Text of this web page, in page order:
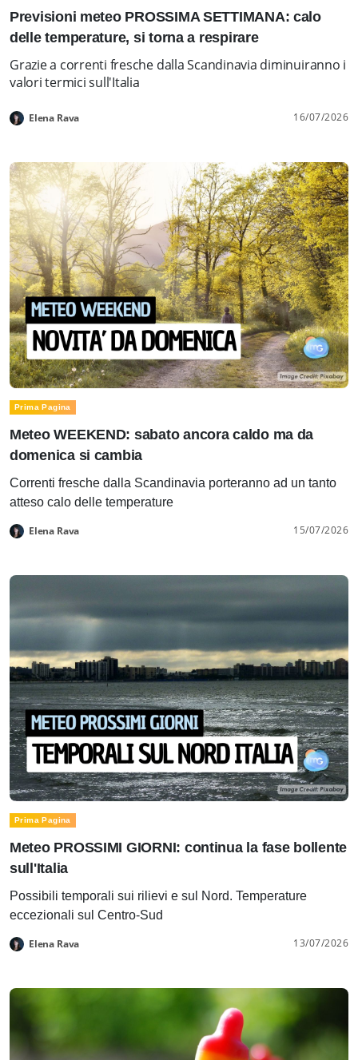
Previsioni meteo PROSSIMA SETTIMANA: calo
delle temperature, si torna a respirare
Grazie a correnti fresche dalla Scandinavia diminuiranno i
valori termici sull'Italia
Elena Rava 16/07/2026
Prima Pagina
Meteo WEEKEND: sabato ancora caldo ma da
domenica si cambia
Correnti fresche dalla Scandinavia porteranno ad un tanto
atteso calo delle temperature
Elena Rava 15/07/2026
Prima Pagina
Meteo PROSSIMI GIORNI: continua la fase bollente
sull'Italia
Possibili temporali sui rilievi e sul Nord. Temperature
eccezionali sul Centro-Sud
Elena Rava 13/07/2026